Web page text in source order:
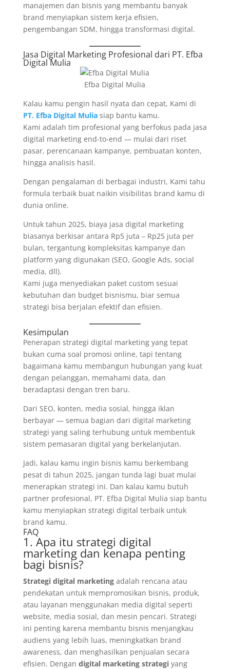
manajemen dan bisnis yang membantu banyak
brand menyiapkan sistem kerja efisien,
pengembangan SDM, hingga transformasi digital.
Jasa Digital Marketing Profesional dari PT. Efba
Digital Mulia
Efba Digital Mulia
Kalau kamu pengin hasil nyata dan cepat, Kami di
PT. Efba Digital Muliasiap bantu kamu.
Kami adalah tim profesional yang berfokus pada jasa
digital marketing end-to-end — mulai dari riset
pasar, perencanaan kampanye, pembuatan konten,
hingga analisis hasil.
Dengan pengalaman di berbagai industri, Kami tahu
formula terbaik buat naikin visibilitas brand kamu di
dunia online.
Untuk tahun 2025, biaya jasa digital marketing
biasanya berkisar antara Rp5 juta – Rp25 juta per
bulan, tergantung kompleksitas kampanye dan
platform yang digunakan (SEO, Google Ads, social
media, dll).
Kami juga menyediakan paket custom sesuai
kebutuhan dan budget bisnismu, biar semua
strategi bisa berjalan efektif dan efisien.
Kesimpulan
Penerapan strategi digital marketing yang tepat
bukan cuma soal promosi online, tapi tentang
bagaimana kamu membangun hubungan yang kuat
dengan pelanggan, memahami data, dan
beradaptasi dengan tren baru.
Dari SEO, konten, media sosial, hingga iklan
berbayar — semua bagian dari digital marketing
strategi yang saling terhubung untuk membentuk
sistem pemasaran digital yang berkelanjutan.
Jadi, kalau kamu ingin bisnis kamu berkembang
pesat di tahun 2025, jangan tunda lagi buat mulai
menerapkan strategi ini. Dan kalau kamu butuh
partner profesional, PT. Efba Digital Mulia siap bantu
kamu menyiapkan strategi digital terbaik untuk
brand kamu.
FAQ
1. Apa itu strategi digital
marketing dan kenapa penting
bagi bisnis?
Strategi digital marketingadalah rencana atau
pendekatan untuk mempromosikan bisnis, produk,
atau layanan menggunakan media digital seperti
website, media sosial, dan mesin pencari. Strategi
ini penting karena membantu bisnis menjangkau
audiens yang lebih luas, meningkatkan brand
awareness, dan menghasilkan penjualan secara
efisien. Dengan digital marketing strategiyang